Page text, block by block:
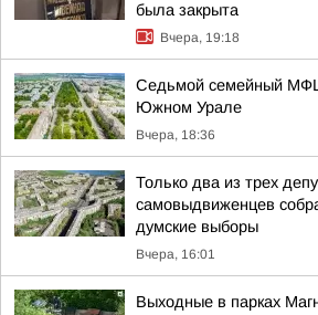
была закрыта
Вчера, 19:18
Седьмой семейный
Южном Урале
Вчера, 18:36
Только два из трех
самовыдвиженцев
думские выборы
Вчера, 16:01
Выходные в парках